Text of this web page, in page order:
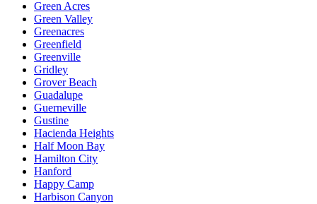
Green Acres
Green Valley
Greenacres
Greenfield
Greenville
Gridley
Grover Beach
Guadalupe
Guerneville
Gustine
Hacienda Heights
Half Moon Bay
Hamilton City
Hanford
Happy Camp
Harbison Canyon